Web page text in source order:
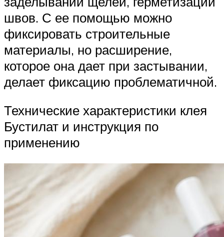
швов. С ее помощью можно
фиксировать строительные
материалы, но расширение,
которое она дает при застывании,
делает фиксацию проблематичной.
Технические характеристики клея
Бустилат и инструкция по
применению